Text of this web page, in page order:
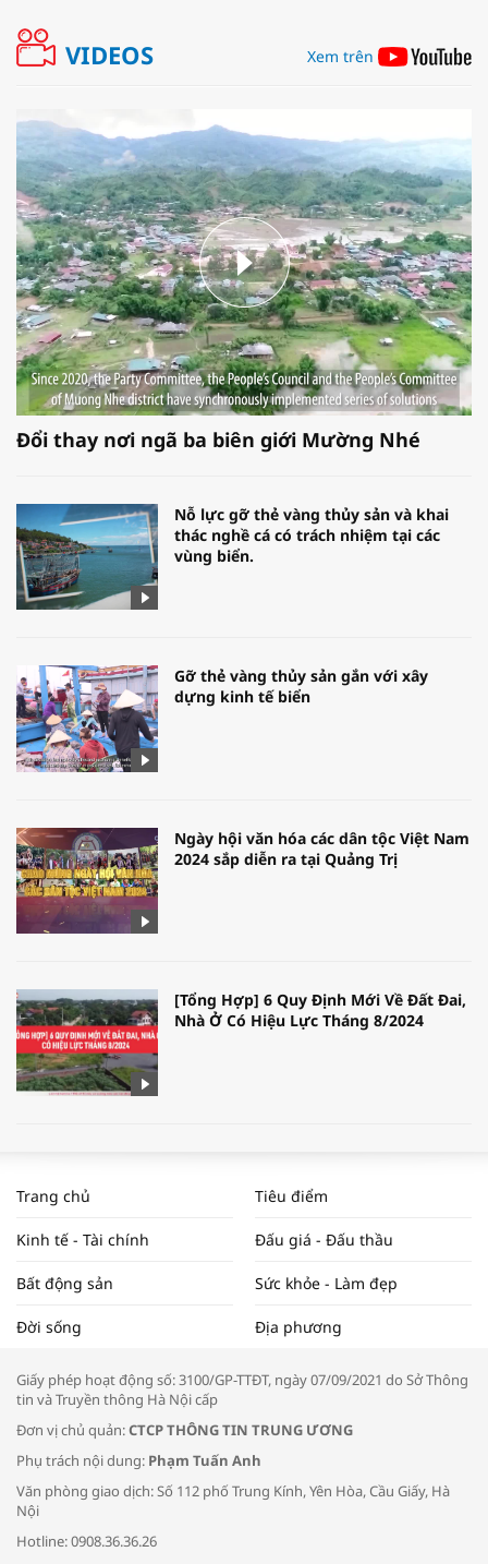
VIDEOS Xem trên
Đổi thay nơi ngã ba biên giới Mường Nhé
Nỗ lực gỡ thẻ vàng thủy sản và khai
thác nghề cá có trách nhiệm tại các
vùng biển.
Gỡ thẻ vàng thủy sản gắn với xây
dựng kinh tế biển
Ngày hội văn hóa các dân tộc Việt Nam
2024 sắp diễn ra tại Quảng Trị
[Tổng Hợp] 6 Quy Định Mới Về Đất Đai,
Nhà Ở Có Hiệu Lực Tháng 8/2024
NAM NĂM 2024 VÀ NĂM 2025 | NHỊP
ĐẬP THỊ TRƯỜNG #62
Tọa đàm “Xúc tiến thương mại: Khơi
Bác sĩ tư vấn cách phòng tránh bệnh
đường hô hấp trong thời tiết giao mùa
Trang chủ Tiêu điểm
Kinh tế - Tài chính Đấu giá - Đấu thầu
Bất động sản Sức khỏe - Làm đẹp
Đời sống Địa phương
Giấy phép hoạt động số: 3100/GP-TTĐT, ngày 07/09/2021 do Sở Thông
tin và Truyền thông Hà Nội cấp
Đơn vị chủ quản:CTCP THÔNG TIN TRUNG ƯƠNG
Phụ trách nội dung: Phạm Tuấn Anh
Văn phòng giao dịch: Số 112 phố Trung Kính, Yên Hòa, Cầu Giấy, Hà
Nội
Hotline: 0908.36.36.26